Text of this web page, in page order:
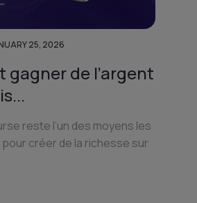
25, 2026
gagner de l’argent
reste l’un des moyens les
créer de la richesse sur